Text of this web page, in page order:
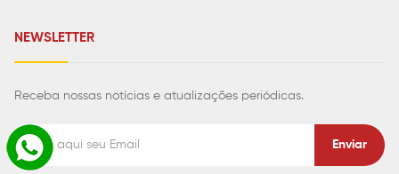
NEWSLETTER
Receba nossas notícias e atualizações periódicas.
Enviar